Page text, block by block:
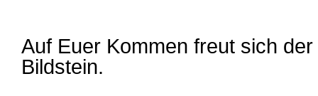
Auf Euer Kommen freut sich
Bildstein.